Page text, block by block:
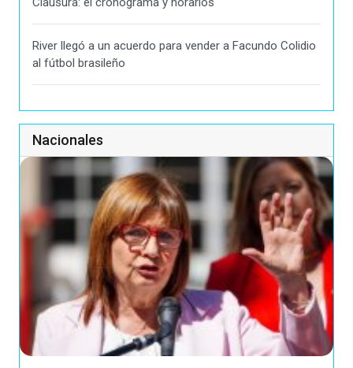
River llegó a un acuerdo para vender a Facundo Colidio
al fútbol brasileño
Nacionales